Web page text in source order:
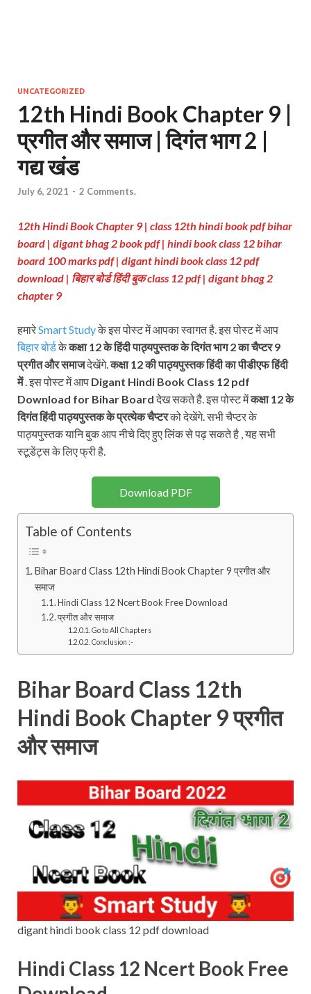
UNCATEGORIZED
12th Hindi Book Chapter 9 |
प्रगीत और समाज | दिगंत भाग 2 |
गद्य खंड
July 6, 2021 - 2 Comments.
12th Hindi Book Chapter 9 | class 12th hindi book pdf bihar
board | digant bhag 2 book pdf | hindi book class 12 bihar
board 100 marks pdf | digant hindi book class 12 pdf
download | बिहार बोर्ड हिंदी बुक class 12 pdf | digant bhag 2
chapter 9
हमारेSmart Studyके इस पोस्ट में आपका स्वागत है. इस पोस्ट में आप
बिहार बोर्डकेकक्षा 12 के हिंदी पाठ्यपुस्तकके दिगंत भाग 2का चैप्टर 9
प्रगीत और समाजदेखेंगे.कक्षा 12 की पाठ्यपुस्तकहिंदी का पीडीएफ हिंदी
में. इस पोस्ट में आप Digant Hindi Book Class 12 pdf
Download for Bihar Boardदेख सकते है. इस पोस्ट मेंकक्षा 12 के
दिगंत हिंदी पाठ्यपुस्तक के प्रत्येक चैप्टरको देखेंगे. सभी चैप्टर के
पाठ्यपुस्तक यानि बुक आप नीचे दिए हुए लिंक से पढ़ सकते है , यह सभी
स्टूडेंट्स के लिए फ्री है.
Download PDF
Table of Contents
Bihar Board Class 12th Hindi Book Chapter 9 प्रगीत और
समाज
Hindi Class 12 Ncert Book Free Download
प्रगीत और समाज
Go to All Chapters
Conclusion :-
Bihar Board Class 12th
Hindi Book Chapter 9 प्रगीत
और समाज
digant hindi book class 12 pdf download
Hindi Class 12 Ncert Book Free